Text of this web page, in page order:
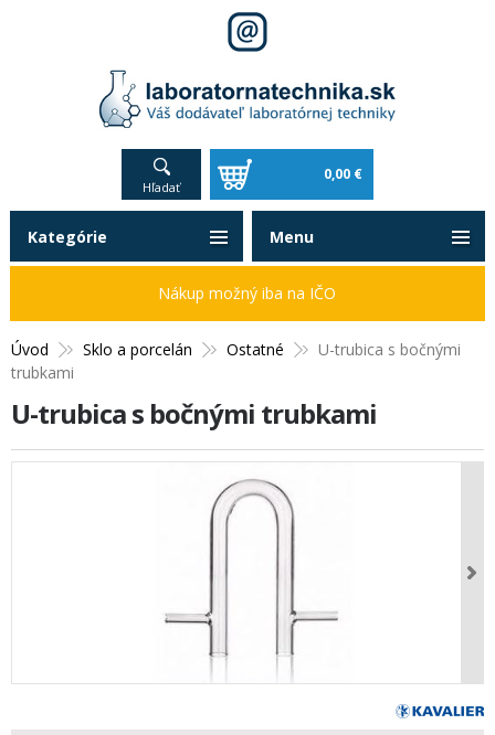
Hľadať
0,00 €
Úvod Sklo a porcelán Ostatné
U-trubica s bočnými
trubkami
U-trubica s bočnými trubkami
Kategórie
Nákup možný iba na IČO
Menu